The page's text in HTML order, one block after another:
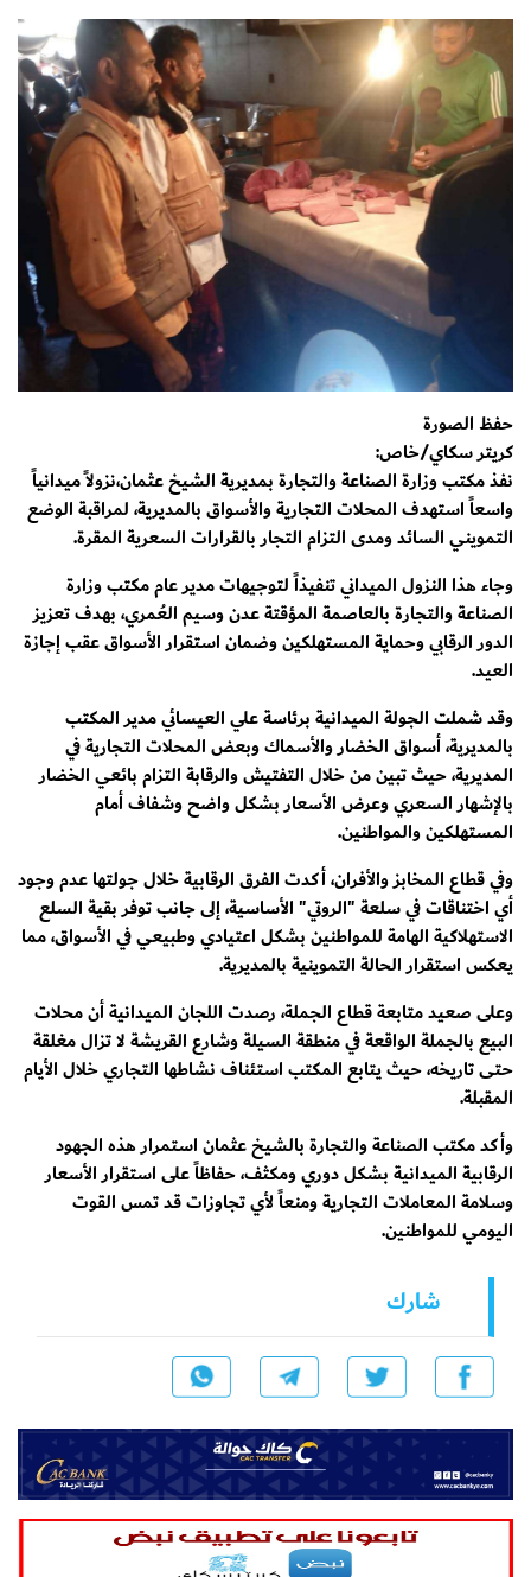
حفظ الصورة
كريتر سكاي/خاص:
نفذ مكتب وزارة الصناعة والتجارة بمديرية الشيخ عثمان،نزولاً ميدانياً
واسعاً استهدف المحلات التجارية والأسواق بالمديرية، لمراقبة الوضع
التمويني السائد ومدى التزام التجار بالقرارات السعرية المقرة.
وجاء هذا النزول الميداني تنفيذاً لتوجيهات مدير عام مكتب وزارة
الصناعة والتجارة بالعاصمة المؤقتة عدن وسيم العُمري، بهدف تعزيز
الدور الرقابي وحماية المستهلكين وضمان استقرار الأسواق عقب إجازة
العيد.
وقد شملت الجولة الميدانية برئاسة علي العيسائي مدير المكتب
بالمديرية، أسواق الخضار والأسماك وبعض المحلات التجارية في
المديرية، حيث تبين من خلال التفتيش والرقابة التزام بائعي الخضار
بالإشهار السعري وعرض الأسعار بشكل واضح وشفاف أمام
المستهلكين والمواطنين.
وفي قطاع المخابز والأفران، أكدت الفرق الرقابية خلال جولتها عدم وجود
أي اختناقات في سلعة "الروتي" الأساسية، إلى جانب توفر بقية السلع
الاستهلاكية الهامة للمواطنين بشكل اعتيادي وطبيعي في الأسواق، مما
يعكس استقرار الحالة التموينية بالمديرية.
وعلى صعيد متابعة قطاع الجملة، رصدت اللجان الميدانية أن محلات
البيع بالجملة الواقعة في منطقة السيلة وشارع القريشة لا تزال مغلقة
حتى تاريخه، حيث يتابع المكتب استئناف نشاطها التجاري خلال الأيام
المقبلة.
وأكد مكتب الصناعة والتجارة بالشيخ عثمان استمرار هذه الجهود
الرقابية الميدانية بشكل دوري ومكثف، حفاظاً على استقرار الأسعار
وسلامة المعاملات التجارية ومنعاً لأي تجاوزات قد تمس القوت
اليومي للمواطنين.
شارك